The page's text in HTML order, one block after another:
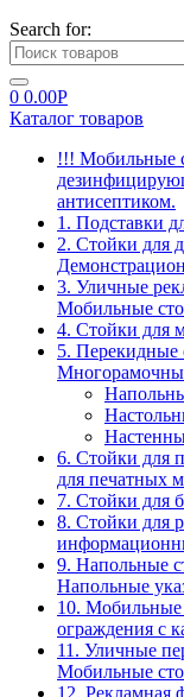
Search for:
0 0.00Р
Каталог товаров
!!! Мобильные
антисептиком.
1. Подставки
2. Стойки для
3. Уличные
Мобильные
4. Стойки для
5.
6. Стойки для
для печатных
7. Стойки для
8. Стойки для
9. Напольные
Напольные
10. Мобильные
ограждения с
11. Уличные
Мобильные
12. Рекламная